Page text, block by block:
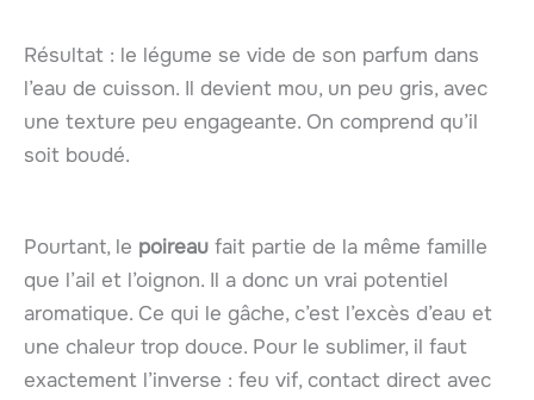
Résultat : le légume se vide de son parfum dans
l’eau de cuisson. Il devient mou, un peu gris, avec
une texture peu engageante. On comprend qu’il
soit boudé.
Pourtant, le poireau fait partie de la même famille
que l’ail et l’oignon. Il a donc un vrai potentiel
aromatique. Ce qui le gâche, c’est l’excès d’eau et
une chaleur trop douce. Pour le sublimer, il faut
exactement l’inverse : feu vif, contact direct avec